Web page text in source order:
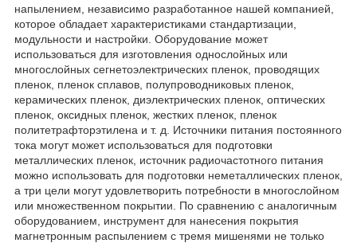
напылением, независимо разработанное нашей компанией,
которое обладает характеристиками стандартизации,
модульности и настройки. Оборудование может
использоваться для изготовления однослойных или
многослойных сегнетоэлектрических пленок, проводящих
пленок, пленок сплавов, полупроводниковых пленок,
керамических пленок, диэлектрических пленок, оптических
пленок, оксидных пленок, жестких пленок, пленок
политетрафторэтилена и т. д. Источники питания постоянного
тока могут может использоваться для подготовки
металлических пленок, источник радиочастотного питания
можно использовать для подготовки неметаллических пленок,
а три цели могут удовлетворить потребности в многослойном
или множественном покрытии. По сравнению с аналогичным
оборудованием, инструмент для нанесения покрытия
магнетронным распылением с тремя мишенями не только